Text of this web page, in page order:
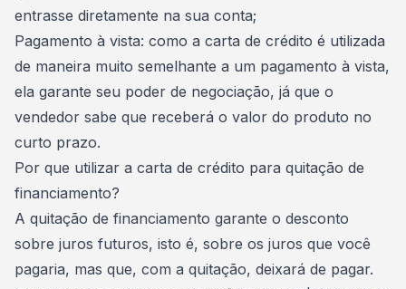
entrasse diretamente na sua conta;
Pagamento à vista: como a carta de crédito é utilizada
de maneira muito semelhante a um pagamento à vista,
ela garante seu poder de negociação, já que o
vendedor sabe que receberá o valor do produto no
curto prazo.
Por que utilizar a carta de crédito para quitação de
financiamento?
A quitação de financiamento garante o desconto
sobre juros futuros, isto é, sobre os juros que você
pagaria, mas que, com a quitação, deixará de pagar.